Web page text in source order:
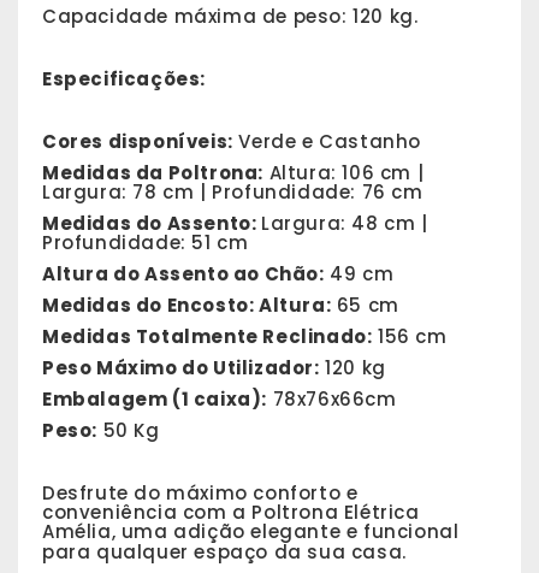
Capacidade máxima de peso: 120 kg.
Especificações:
Cores disponíveis: Verde e Castanho
Medidas da Poltrona: Altura: 106 cm |
Largura: 78 cm | Profundidade: 76 cm
Medidas do Assento: Largura: 48 cm |
Profundidade: 51 cm
Altura do Assento ao Chão: 49 cm
Medidas do Encosto: Altura: 65 cm
Medidas Totalmente Reclinado: 156 cm
Peso Máximo do Utilizador: 120 kg
Embalagem (1 caixa): 78x76x66cm
Peso: 50 Kg
Desfrute do máximo conforto e
conveniência com a Poltrona Elétrica
Amélia, uma adição elegante e funcional
para qualquer espaço da sua casa.